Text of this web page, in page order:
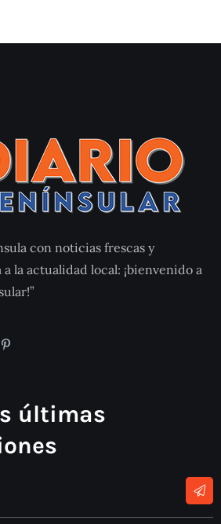
con noticias frescas y
la actualidad local: ¡bienvenido a
últimas